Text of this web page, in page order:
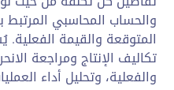
والحساب المحاسبي المرتبط
المتوقعة والقيمة الفعلية.
تكاليف الإنتاج ومراجعة
والفعلية، وتحليل أداء